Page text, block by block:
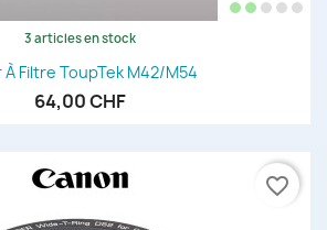
3 articles en stock
Filtre ToupTek M42/M54
64,00 CHF
favorite_border